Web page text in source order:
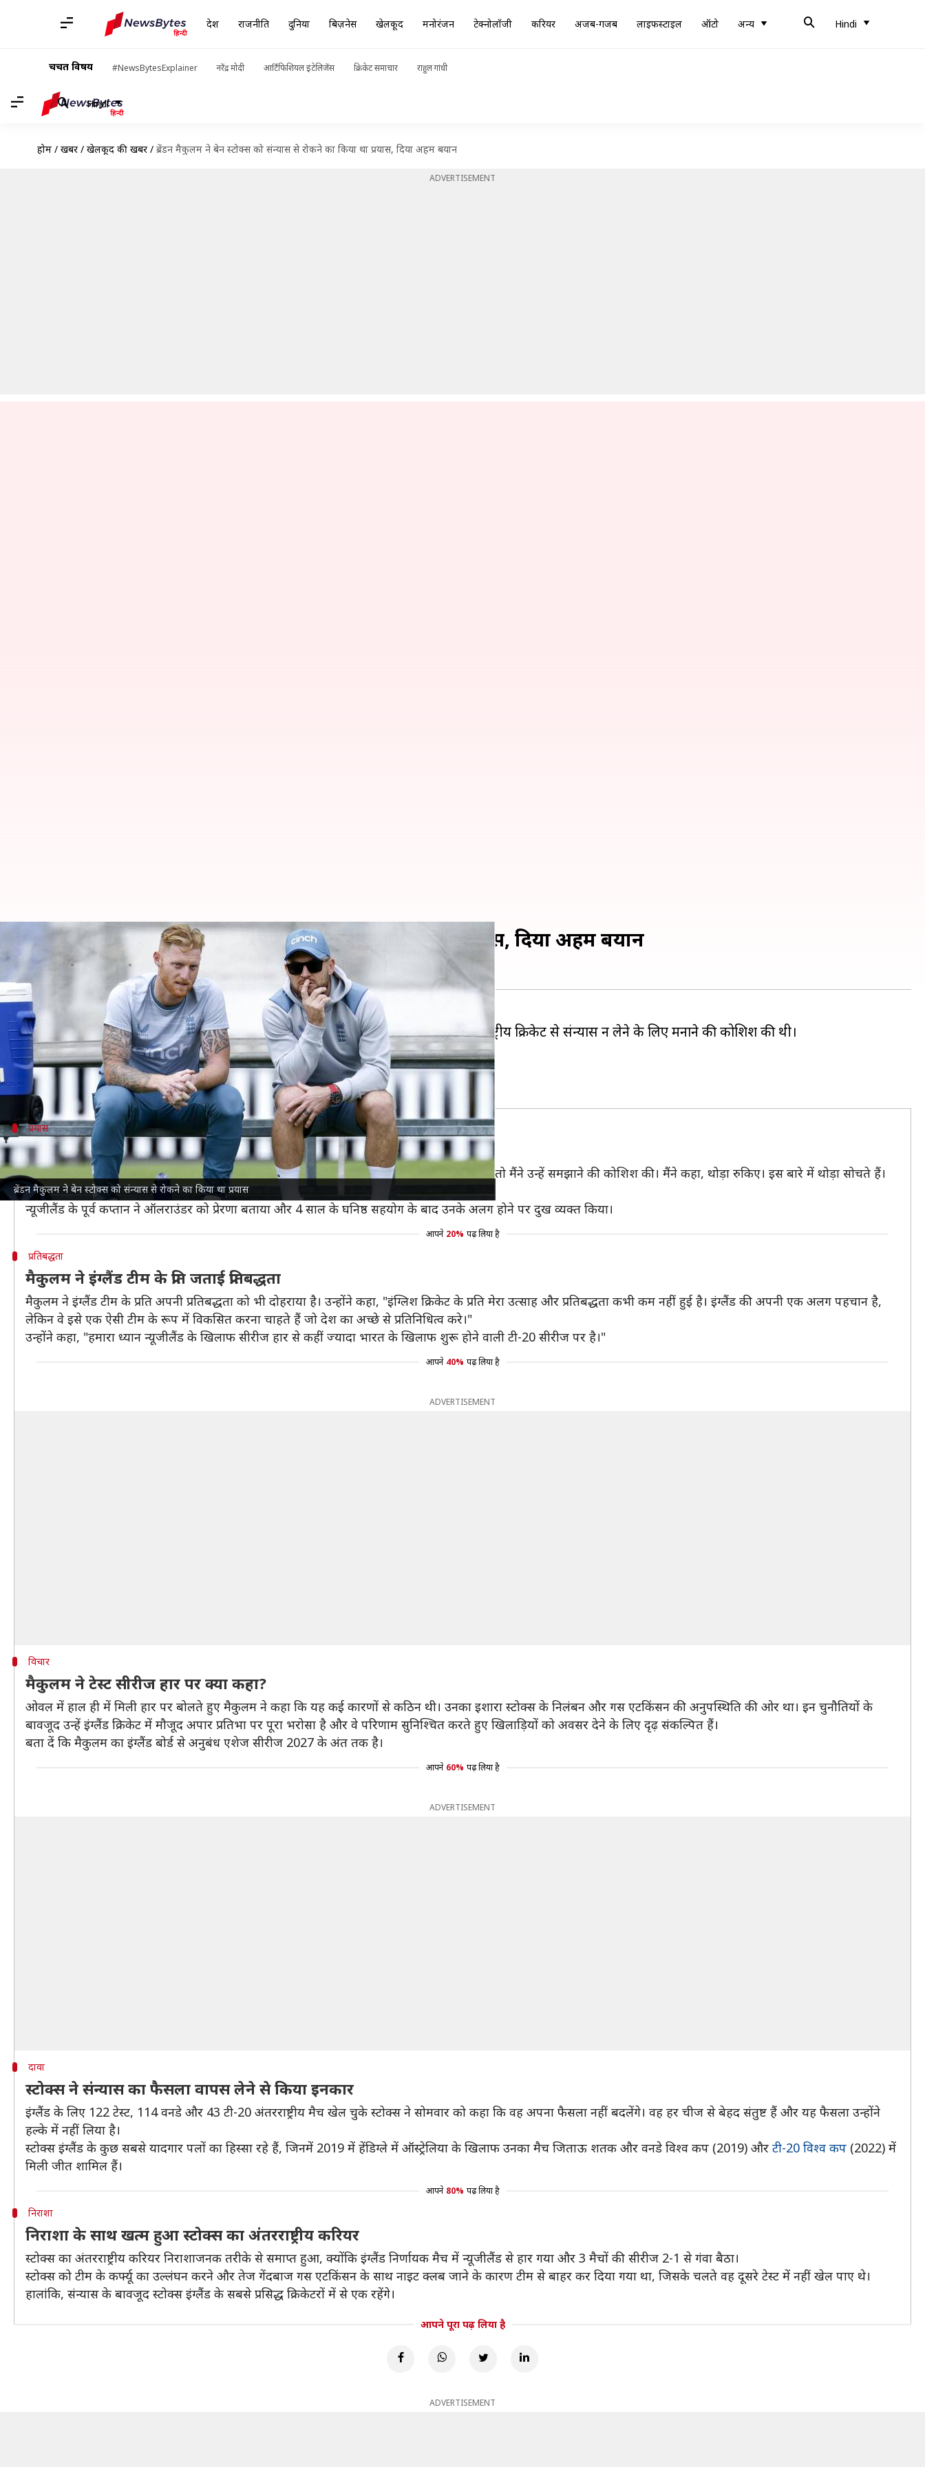
देश राजनीति दुनिया बिज़नेस खेलकूद मनोरंजन टेक्नोलॉजी करियर अजब-गजब लाइफस्टाइल ऑटो अन्य Hindi
चर्चित विषय #NewsBytesExplainer नरेंद्र मोदी आर्टिफिशियल इंटेलिजेंस क्रिकेट समाचार राहुल गांधी
Hindi
होम / खबरें / खेलकूद की खबरें / ब्रेंडन मैकुलम ने बेन स्टोक्स को संन्यास से रोकने का किया था प्रयास, दिया अहम बयान
ADVERTISEMENT
ब्रेंडन मैकुलम ने बेन स्टोक्स को संन्यास से रोकने का किया था प्रयास
ब्रेंडन मैकुलम ने बेन स्टोक्स को संन्यास से रोकने का किया था प्रयास, दिया अहम बयान
Jun 30, 2026 11:47 am
क्या है खबर?
इंग्लैंड क्रिकेट टीम के मुख्य कोच ब्रेंडन मैकुलम ने खुलासा किया है कि उन्होंनेबेन स्टोक्सको अंतरराष्ट्रीय क्रिकेट से संन्यास न लेने के लिए मनाने की कोशिश की थी।
स्टोक्स ने रविवार को न्यूजीलैंड के खिलाफ ट्रेंट ब्रिज टेस्ट के चौथे दिन संन्यास का ऐलान किया था।
इसके बाद उन्होंने अपनी आखिरी पारी में ओपनिंग करते हुए 20 गेंदों में 30 रन बनाए थे।
प्रयास
मैकुलम ने कैसे किया था स्टोक्स को रोकने का प्रयास?
मैकुलम BBC टेस्ट मैच स्पेशलपर कहा, "जब उन्होंने (स्टोक्स) मुझे बताया कि मैं संन्यास लेने जा रहा हूं, तो मैंने उन्हें समझाने की कोशिश की। मैंने कहा, थोड़ा रुकिए। इस बारे में थोड़ा सोचते हैं।
उन्होंने कहा कि नहीं बैज, मैं अब और नहीं खेलूंगा। हम लगभग 10 सेकंड तक चुप बैठे रहे।"
न्यूजीलैंड के पूर्व कप्तान ने ऑलराउंडर को प्रेरणा बताया और 4 साल के घनिष्ठ सहयोग के बाद उनके अलग होने पर दुख व्यक्त किया।
आपने 20% पढ़ लिया है
प्रतिबद्धता
मैकुलम ने इंग्लैंड टीम के प्रति जताई प्रतिबद्धता
मैकुलम ने इंग्लैंड टीम के प्रति अपनी प्रतिबद्धता को भी दोहराया है। उन्होंने कहा, "इंग्लिश क्रिकेट के प्रति मेरा उत्साह और प्रतिबद्धता कभी कम नहीं हुई है। इंग्लैंड की अपनी एक अलग पहचान है,
लेकिन वे इसे एक ऐसी टीम के रूप में विकसित करना चाहते हैं जो देश का अच्छे से प्रतिनिधित्व करे।"
उन्होंने कहा, "हमारा ध्यान न्यूजीलैंड के खिलाफ सीरीज हार से कहीं ज्यादा भारत के खिलाफ शुरू होने वाली टी-20 सीरीज पर है।"
आपने 40% पढ़ लिया है
ADVERTISEMENT
विचार
मैकुलम ने टेस्ट सीरीज हार पर क्या कहा?
ओवल में हाल ही में मिली हार पर बोलते हुए मैकुलम ने कहा कि यह कई कारणों से कठिन थी। उनका इशारा स्टोक्स के निलंबन और गस एटकिंसन की अनुपस्थिति की ओर था। इन चुनौतियों के
बावजूद उन्हें इंग्लैंड क्रिकेट में मौजूद अपार प्रतिभा पर पूरा भरोसा है और वे परिणाम सुनिश्चित करते हुए खिलाड़ियों को अवसर देने के लिए दृढ़ संकल्पित हैं।
बता दें कि मैकुलम का इंग्लैंड बोर्ड से अनुबंध एशेज सीरीज 2027 के अंत तक है।
आपने 60% पढ़ लिया है
ADVERTISEMENT
दावा
स्टोक्स ने संन्यास का फैसला वापस लेने से किया इनकार
इंग्लैंड के लिए 122 टेस्ट, 114 वनडे और 43 टी-20 अंतरराष्ट्रीय मैच खेल चुके स्टोक्स ने सोमवार को कहा कि वह अपना फैसला नहीं बदलेंगे। वह हर चीज से बेहद संतुष्ट हैं और यह फैसला उन्होंने
हल्के में नहीं लिया है।
स्टोक्स इंग्लैंड के कुछ सबसे यादगार पलों का हिस्सा रहे हैं, जिनमें 2019 में हेंडिग्ले में ऑस्ट्रेलिया के खिलाफ उनका मैच जिताऊ शतक और वनडे विश्व कप (2019) और टी-20 विश्व कप (2022) में
मिली जीत शामिल हैं।
आपने 80% पढ़ लिया है
निराशा
निराशा के साथ खत्म हुआ स्टोक्स का अंतरराष्ट्रीय करियर
स्टोक्स का अंतरराष्ट्रीय करियर निराशाजनक तरीके से समाप्त हुआ, क्योंकि इंग्लैंड निर्णायक मैच में न्यूजीलैंड से हार गया और 3 मैचों की सीरीज 2-1 से गंवा बैठा।
स्टोक्स को टीम के कर्फ्यू का उल्लंघन करने और तेज गेंदबाज गस एटकिंसन के साथ नाइट क्लब जाने के कारण टीम से बाहर कर दिया गया था, जिसके चलते वह दूसरे टेस्ट में नहीं खेल पाए थे।
हालांकि, संन्यास के बावजूद स्टोक्स इंग्लैंड के सबसे प्रसिद्ध क्रिकेटरों में से एक रहेंगे।
आपने पूरा पढ़ लिया है
ADVERTISEMENT